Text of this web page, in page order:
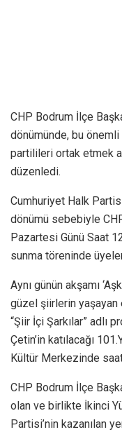
CHP Bodrum İlçe
dönümünde, bu
partilileri ortak etmek
düzenledi.
Cumhuriyet Halk
dönümü sebebiyle
Pazartesi Günü Saat
sunma töreninde
Aynı günün akşamı
güzel şiirlerin yaşayan
“Şiir İçi Şarkılar” adlı
Çetin’in katılacağı
Kültür Merkezinde
CHP Bodrum İlçe
olan ve birlikte İkinci
Partisi’nin kazanılan